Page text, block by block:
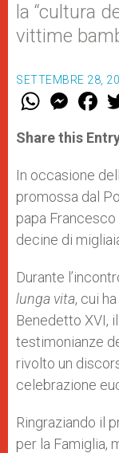
la “cultura
vittime
SETTEMBRE 28,
W
t
s
p
p
M
e
s
e
g
e
r
F
a
e
b
o
k
Share this
In occasione
promossa dal
papa
decine di
Durante
lunga vita, cui
Benedetto XVI,
testimonianze
rivolto un
celebrazione
Ringraziando il
per la Famiglia,